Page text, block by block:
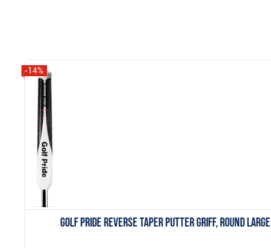
Golf Pride Reverse Taper Putter Griff, Round Large
-14%